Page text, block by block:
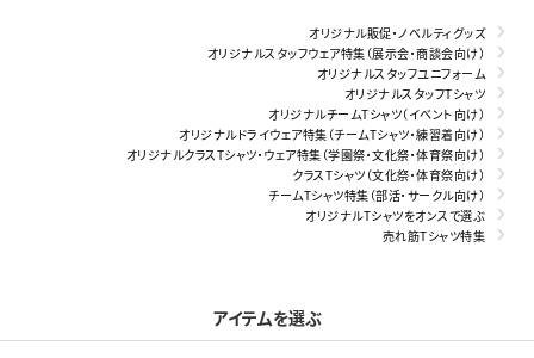
オリジナル販促・ノベルティグッズ
オリジナルスタッフウェア特集（展示会・商談会向け）
オリジナルスタッフユニフォーム
オリジナルスタッフTシャツ
オリジナルチームTシャツ（イベント向け）
オリジナルドライウェア特集（チームTシャツ・練習着向け）
オリジナルクラスTシャツ・ウェア特集（学園祭・文化祭・体育祭向け）
クラスTシャツ（文化祭・体育祭向け）
チームTシャツ特集（部活・サークル向け）
オリジナルTシャツをオンスで選ぶ
売れ筋Tシャツ特集
アイテムを選ぶ